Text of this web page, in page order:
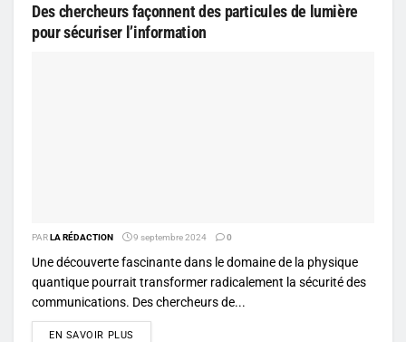
Des chercheurs façonnent des particules de lumière
pour sécuriser l’information
PARLA RÉDACTION 9 septembre 2024 0
Une découverte fascinante dans le domaine de la physique
quantique pourrait transformer radicalement la sécurité des
communications. Des chercheurs de...
EN SAVOIR PLUS